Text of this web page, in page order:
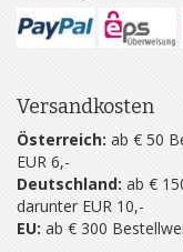
Versandkosten
Österreich: ab € 50
EUR 6,-
Deutschland: ab €
darunter EUR 10,-
EU: ab € 300